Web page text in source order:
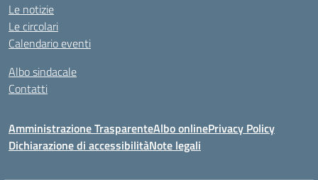
Le notizie
Le circolari
Calendario eventi
Albo sindacale
Contatti
Amministrazione TrasparenteAlbo onlinePrivacy Policy
Dichiarazione di accessibilitàNote legali